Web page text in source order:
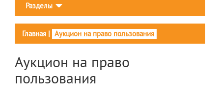
Разделы
Главная | Аукцион на право пользования
Аукцион на право
пользования